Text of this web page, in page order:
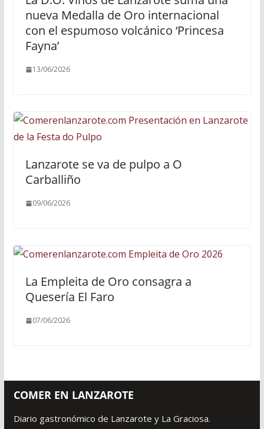
nueva Medalla de Oro internacional
con el espumoso volcánico ‘Princesa
Fayna’
13/06/2026
Lanzarote se va de pulpo a O
Carballiño
09/06/2026
La Empleita de Oro consagra a
Quesería El Faro
07/06/2026
COMER EN LANZAROTE
Diario gastronómico de Lanzarote y La Graciosa.